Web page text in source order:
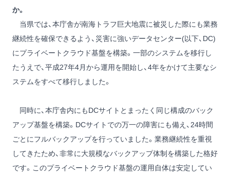
か。
当県では、本庁舎が南海トラフ巨大地震に被災した際にも業務
継続性を確保できるよう、災害に強いデータセンター(以下、DC)
にプライベートクラウド基盤を構築。一部のシステムを移行し
たうえで、平成27年4月から運用を開始し、4年をかけて主要なシ
ステムをすべて移行しました。
同時に、本庁舎内にもDCサイトとまったく同じ構成のバック
アップ基盤を構築。DCサイトでの万一の障害にも備え、24時間
ごとにフルバックアップを行っていました。業務継続性を重視
してきたため、非常に大規模なバックアップ体制を構築した格好
です。このプライベートクラウド基盤の運用自体は安定してい